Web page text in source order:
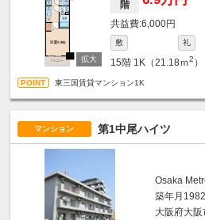
階
6,000円
敷 礼
15階 1K（21.18ｍ2 ）
東三国賃貸マンション1K
マンション 第1中尾ハイツ
Osaka
築年月
大阪府大